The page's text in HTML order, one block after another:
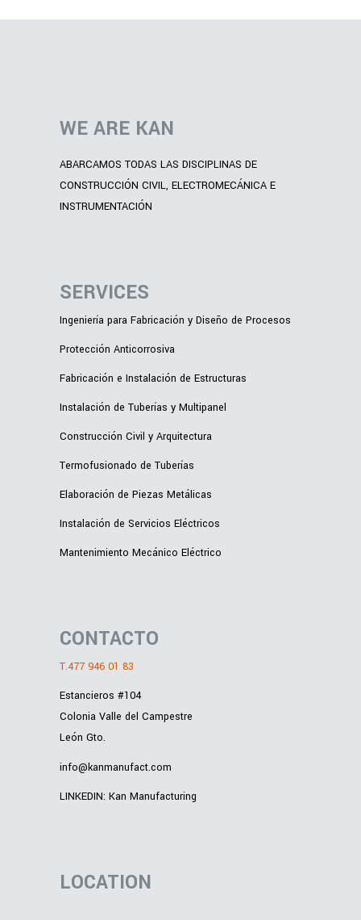
WE ARE KAN
ABARCAMOS TODAS LAS DISCIPLINAS DE
CONSTRUCCIÓN CIVIL, ELECTROMECÁNICA E
INSTRUMENTACIÓN
SERVICES
Ingeniería para Fabricación y Diseño de Procesos
Protección Anticorrosiva
Fabricación e Instalación de Estructuras
Instalación de Tuberías y Multipanel
Construcción Civil y Arquitectura
Termofusionado de Tuberías
Elaboración de Piezas Metálicas
Instalación de Servicios Eléctricos
Mantenimiento Mecánico Eléctrico
CONTACTO
T.477 946 01 83
Estancieros #104
Colonia Valle del Campestre
León Gto.
info@kanmanufact.com
LINKEDIN: Kan Manufacturing
LOCATION